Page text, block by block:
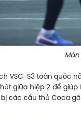
VSC-S3 toàn quốc
giữa hiệp 2 để
các cầu thủ Coca